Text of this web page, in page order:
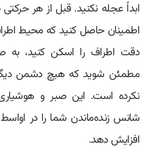
ابداً عجله نکنید. قبل از هر
اطمینان حاصل کنید که محیط
دقت اطراف را اسکن کنید،
مطمئن شوید که هیچ دشمن
نکرده است. این صبر و
شانس زنده‌ماندن شما را در
افزایش دهد.